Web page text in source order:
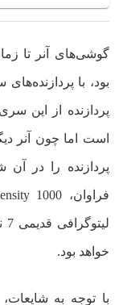
گوشی‌های آنر تا
بود، با
است اما چون آنر
پردازنده را در
خواهد بود.